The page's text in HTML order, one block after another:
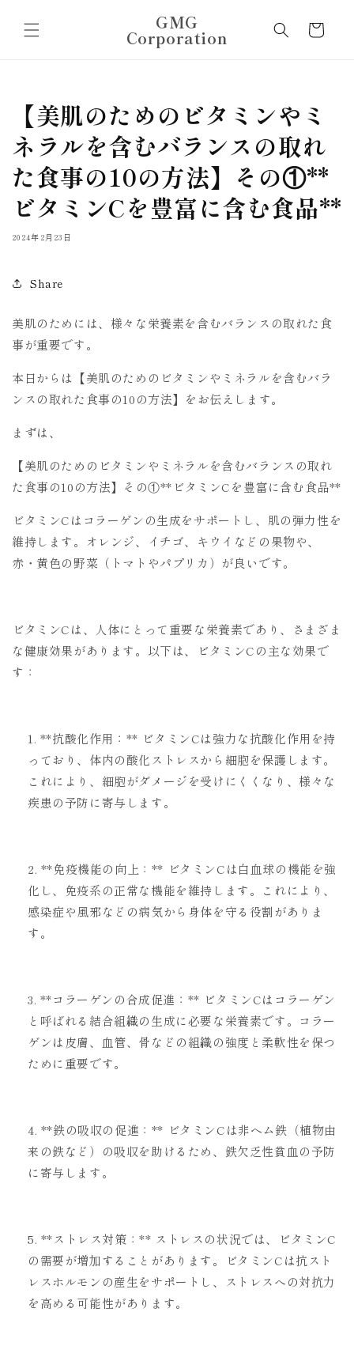
進む
GMG
Corporation
ー
【美肌のためのビタミンやミ
ネラルを含むバランスの取れ
た食事の10の方法】その①**
ビタミンCを豊富に含む食品**
2024年2月23日
Share
美肌のためには、様々な栄養素を含むバランスの取れた食
事が重要です。
本日からは【美肌のためのビタミンやミネラルを含むバラ
ンスの取れた食事の10の方法】をお伝えします。
まずは、
【美肌のためのビタミンやミネラルを含むバランスの取れ
た食事の10の方法】その①**ビタミンCを豊富に含む食品**
ビタミンCはコラーゲンの生成をサポートし、肌の弾力性を
維持します。オレンジ、イチゴ、キウイなどの果物や、
赤・黄色の野菜（トマトやパプリカ）が良いです。
ビタミンCは、人体にとって重要な栄養素であり、さまざま
な健康効果があります。以下は、ビタミンCの主な効果で
す：
**抗酸化作用：** ビタミンCは強力な抗酸化作用を持
っており、体内の酸化ストレスから細胞を保護します。
これにより、細胞がダメージを受けにくくなり、様々な
疾患の予防に寄与します。
**免疫機能の向上：** ビタミンCは白血球の機能を強
化し、免疫系の正常な機能を維持します。これにより、
感染症や風邪などの病気から身体を守る役割がありま
す。
**コラーゲンの合成促進：** ビタミンCはコラーゲン
と呼ばれる結合組織の生成に必要な栄養素です。コラー
ゲンは皮膚、血管、骨などの組織の強度と柔軟性を保つ
ために重要です。
**鉄の吸収の促進：** ビタミンCは非ヘム鉄（植物由
来の鉄など）の吸収を助けるため、鉄欠乏性貧血の予防
に寄与します。
**ストレス対策：** ストレスの状況では、ビタミンC
の需要が増加することがあります。ビタミンCは抗スト
レスホルモンの産生をサポートし、ストレスへの対抗力
を高める可能性があります。